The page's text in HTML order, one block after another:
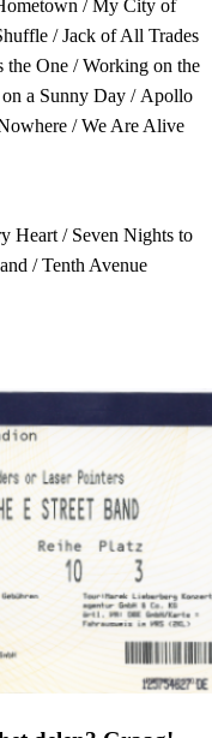
/ My City of
/ Jack of All Trades
One / Working on the
a Sunny Day / Apollo
/ We Are Alive
Heart / Seven Nights to
/ Tenth Avenue